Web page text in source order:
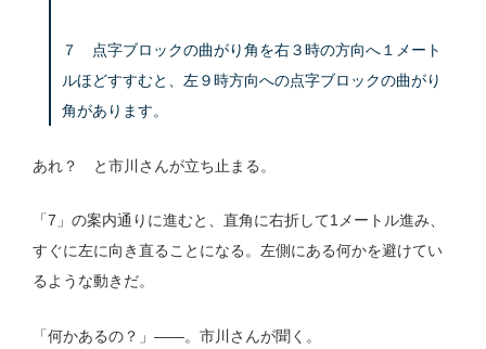
７ 点字ブロックの曲がり角を右３時の方向へ１メート
ルほどすすむと、左９時方向への点字ブロックの曲がり
角があります。
あれ？ と市川さんが立ち止まる。
「7」の案内通りに進むと、直角に右折して1メートル進み、
すぐに左に向き直ることになる。左側にある何かを避けてい
るような動きだ。
「何かあるの？」——。市川さんが聞く。